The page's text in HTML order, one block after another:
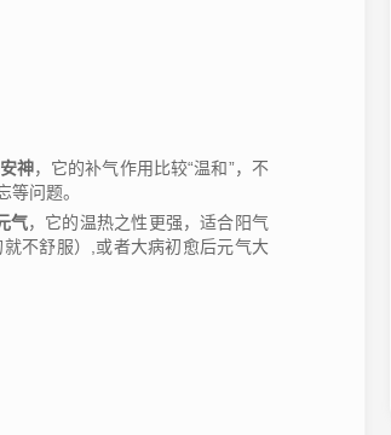
神，它的补气作用比较“温和”，不
问题。
气，它的温热之性更强，适合阳气
不舒服）,或者大病初愈后元气大